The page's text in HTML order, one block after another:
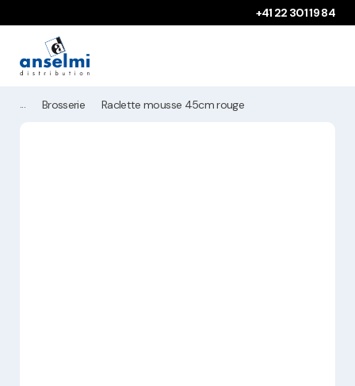
+41 22 301 19 84
Brosserie Raclette mousse 45cm rouge